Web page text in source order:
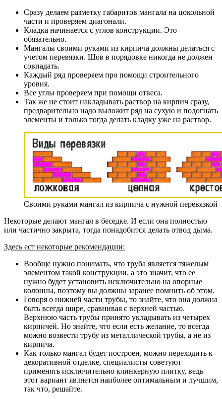
Сразу делаем разметку габаритов мангала на цокольной
части и проверяем диагонали.
Кладка начинается с углов конструкции. Это
обязательно.
Мангалы своими руками из кирпича должны делаться с
учетом перевязки. Шов в порядовке никогда не должен
совпадать.
Каждый ряд проверяем про помощи строительного
уровня.
Все углы проверяем при помощи отвеса.
Так же не стоит накладывать раствор на кирпич сразу,
предварительно надо выложит ряд на сухую и подогнать
элементы и только тогда делать кладку уже на раствор.
Своими руками мангал из кирпича с нужной перевязкой
Некоторые делают мангал в беседке. И если она полностью
или частично закрыта, тогда понадобится делать отвод дыма.
Здесь ест некоторые рекомендации:
Вообще нужно понимать, что труба является тяжелым
элементом такой конструкции, а это значит, что ее
нужно будет установить исключительно на опорные
колонны, поэтому вы должны заранее помнить об этом.
Говоря о нижней части трубы, то знайте, что она должна
быть всегда шире, сравнивая с верхней частью.
Верхнюю часть трубы принято укладывать из четырех
кирпичей. Но знайте, что если есть желание, то всегда
можно возвести трубу из металлической трубы, а не из
кирпича.
Как только мангал будет построен, можно переходить к
декоративной отделке, специалисты советуют
применять исключительно клинкерную плитку, ведь
этот вариант является наиболее оптимальным и лучшим,
так что, решайте.